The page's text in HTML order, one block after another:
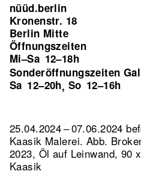
nüüd.berlin
Kronenstr. 18
Berlin Mitte
Öffnungszeiten
Mi–Sa 12–18h
Sonderöffnungszeiten
Sa 12–20h, So 12–16h
25.04.2024 – 07.06.2024
Kaasik Malerei. Abb.
2023, Öl auf Leinwand, 90
Kaasik